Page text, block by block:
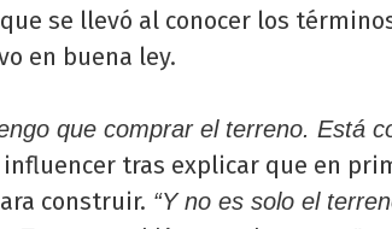
se llevó al conocer los
en buena ley.
que comprar el terreno. Está
tras explicar que en
construir. “Y no es solo el